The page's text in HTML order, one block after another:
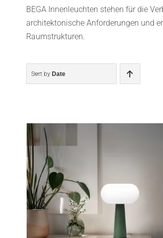
BEGA Innenleuchten stehen für die
architektonische Anforderungen und
Raumstrukturen.
Sort by Date